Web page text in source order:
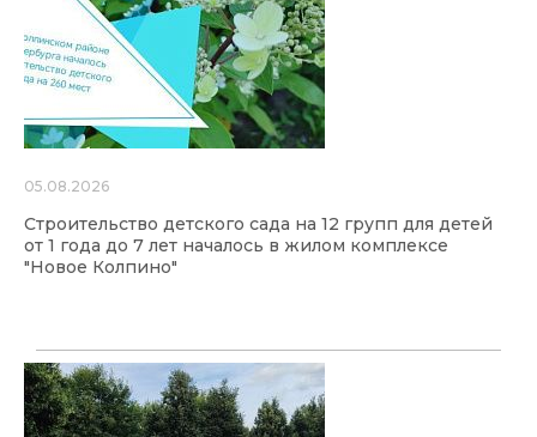
05.08.2026
Строительство детского сада на 12 групп для детей
от 1 года до 7 лет началось в жилом комплексе
"Новое Колпино"